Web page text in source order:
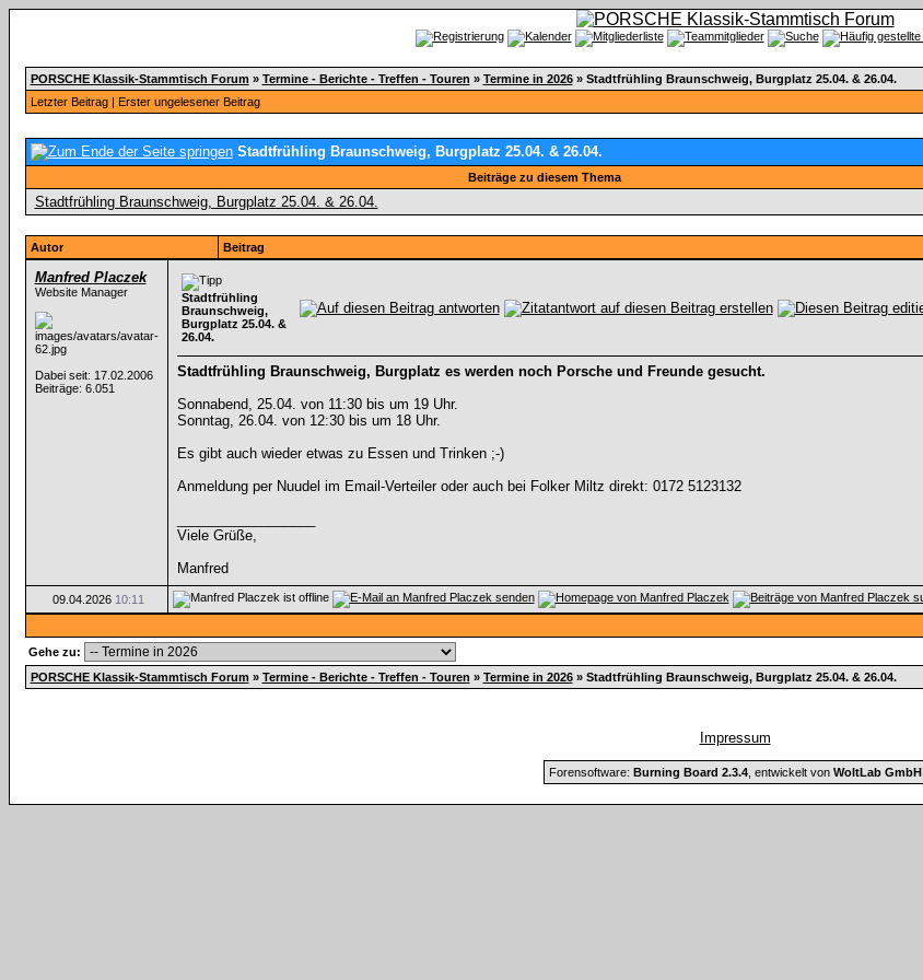
PORSCHE Klassik-Stammtisch Forum » Termine - Berichte - Treffen - Touren » Termine in 2026» Stadtfrühling Braunschweig, Burgplatz 25.04. & 26.04.
Letzter Beitrag| Erster ungelesener Beitrag
Stadtfrühling Braunschweig, Burgplatz 25.04. & 26.04.
Beiträge zu diesem Thema
Stadtfrühling Braunschweig, Burgplatz 25.04. & 26.04.
Autor Beitrag
Manfred Placzek
Website Manager
Dabei seit: 17.02.2006
Beiträge: 6.051
Stadtfrühling
Braunschweig,
Burgplatz 25.04. &
26.04.
Stadtfrühling Braunschweig, Burgplatz es werden noch Porsche und Freunde gesucht.
Sonnabend, 25.04. von 11:30 bis um 19 Uhr.
Sonntag, 26.04. von 12:30 bis um 18 Uhr.
Es gibt auch wieder etwas zu Essen und Trinken ;-)
Anmeldung per Nuudel im Email-Verteiler oder auch bei Folker Miltz direkt: 0172 5123132
Viele Grüße,
Manfred
09.04.2026 10:11
Gehe zu:
PORSCHE Klassik-Stammtisch Forum » Termine - Berichte - Treffen - Touren » Termine in 2026» Stadtfrühling Braunschweig, Burgplatz 25.04. & 26.04.
Impressum
Forensoftware: Burning Board 2.3.4, entwickelt von WoltLab GmbH